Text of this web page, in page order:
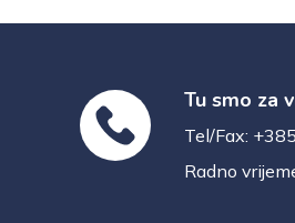
Tu smo za
Tel/Fax:
Radno